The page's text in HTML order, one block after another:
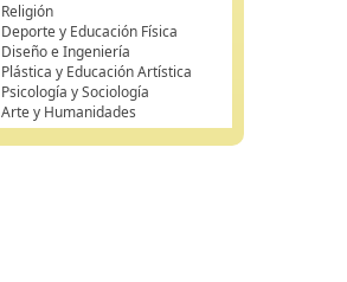
Religión
Deporte y Educación Física
Diseño e Ingeniería
Plástica y Educación Artística
Psicología y Sociología
Arte y Humanidades